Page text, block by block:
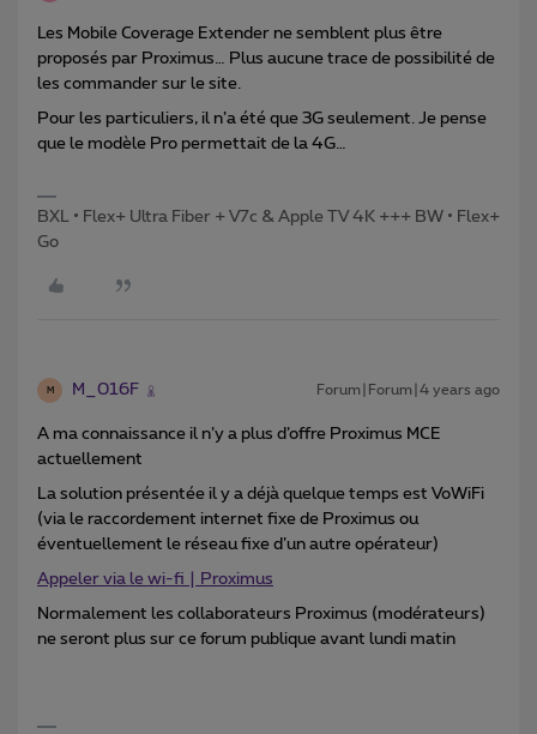
Les Mobile Coverage Extender ne semblent plus être
proposés par Proximus… Plus aucune trace de possibilité de
les commander sur le site.
Pour les particuliers, il n’a été que 3G seulement. Je pense
que le modèle Pro permettait de la 4G…
BXL • Flex+ Ultra Fiber + V7c & Apple TV 4K +++ BW • Flex+
Go
M M_016F Forum|Forum|4 years ago
A ma connaissance il n’y a plus d’offre Proximus MCE
actuellement
La solution présentée il y a déjà quelque temps est VoWiFi
(via le raccordement internet fixe de Proximus ou
éventuellement le réseau fixe d’un autre opérateur)
Appeler via le wi-fi | Proximus
Normalement les collaborateurs Proximus (modérateurs)
ne seront plus sur ce forum publique avant lundi matin